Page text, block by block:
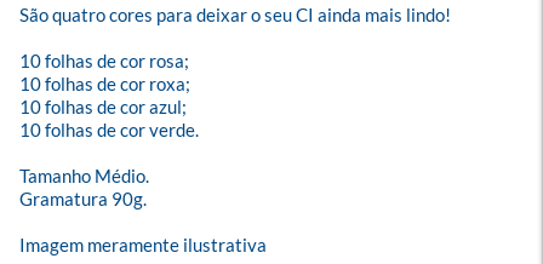
São quatro cores para deixar o seu CI ainda mais lindo!
10 folhas de cor rosa;
10 folhas de cor roxa;
10 folhas de cor azul;
10 folhas de cor verde.
Tamanho Médio.
Gramatura 90g.
Imagem meramente ilustrativa